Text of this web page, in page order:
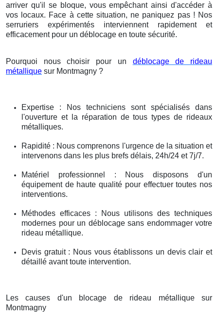
arriver qu'il se bloque, vous empêchant ainsi d'accéder à
vos locaux. Face à cette situation, ne paniquez pas ! Nos
serruriers expérimentés interviennent rapidement et
efficacement pour un déblocage en toute sécurité.
Pourquoi nous choisir pour un déblocage de rideau
métallique sur Montmagny ?
Expertise : Nos techniciens sont spécialisés dans
l'ouverture et la réparation de tous types de rideaux
métalliques.
Rapidité : Nous comprenons l'urgence de la situation et
intervenons dans les plus brefs délais, 24h/24 et 7j/7.
Matériel professionnel : Nous disposons d'un
équipement de haute qualité pour effectuer toutes nos
interventions.
Méthodes efficaces : Nous utilisons des techniques
modernes pour un déblocage sans endommager votre
rideau métallique.
Devis gratuit : Nous vous établissons un devis clair et
détaillé avant toute intervention.
Les causes d'un blocage de rideau métallique sur
Montmagny